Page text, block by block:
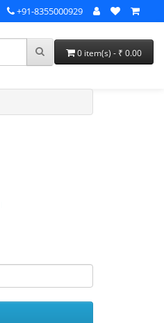
+91-8355000929
0 item(s) - ₹ 0.00